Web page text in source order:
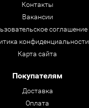
Контакты
Вакансии
соглашение
конфиденциальности
Карта сайта
Покупателям
Доставка
Оплата